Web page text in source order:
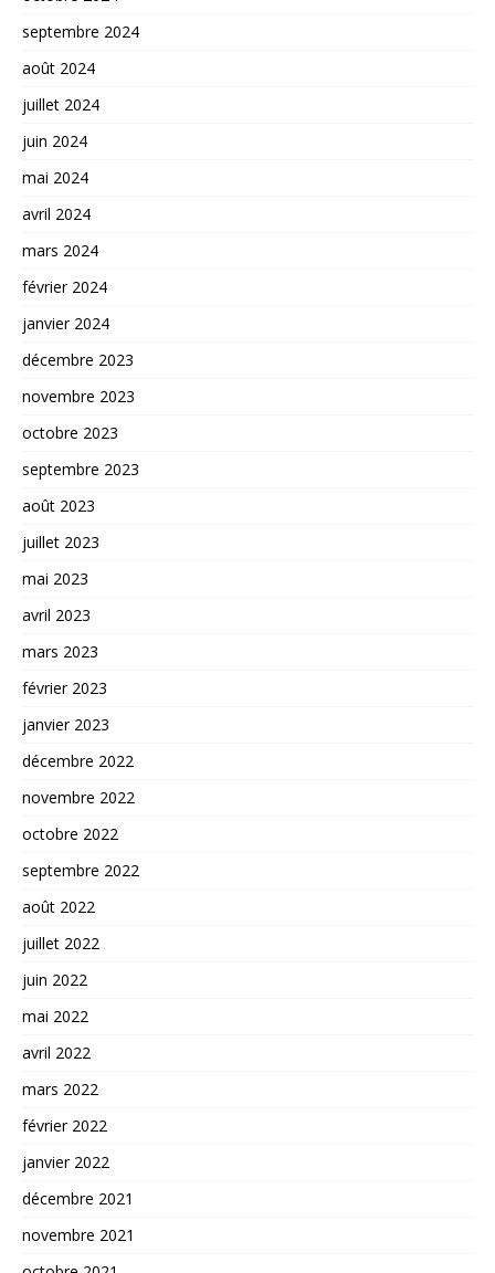
septembre 2024
août 2024
juillet 2024
juin 2024
mai 2024
avril 2024
mars 2024
février 2024
janvier 2024
décembre 2023
novembre 2023
octobre 2023
septembre 2023
août 2023
juillet 2023
mai 2023
avril 2023
mars 2023
février 2023
janvier 2023
décembre 2022
novembre 2022
octobre 2022
septembre 2022
août 2022
juillet 2022
juin 2022
mai 2022
avril 2022
mars 2022
février 2022
janvier 2022
décembre 2021
novembre 2021